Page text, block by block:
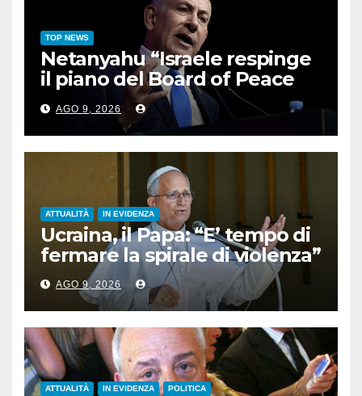
TOP NEWS
Netanyahu “Israele respinge
il piano del Board of Peace
per Gaza”
AGO 9, 2026
ATTUALITÀ IN EVIDENZA
Ucraina, il Papa: “E’ tempo di
fermare la spirale di violenza”
AGO 9, 2026
ATTUALITÀ IN EVIDENZA POLITICA